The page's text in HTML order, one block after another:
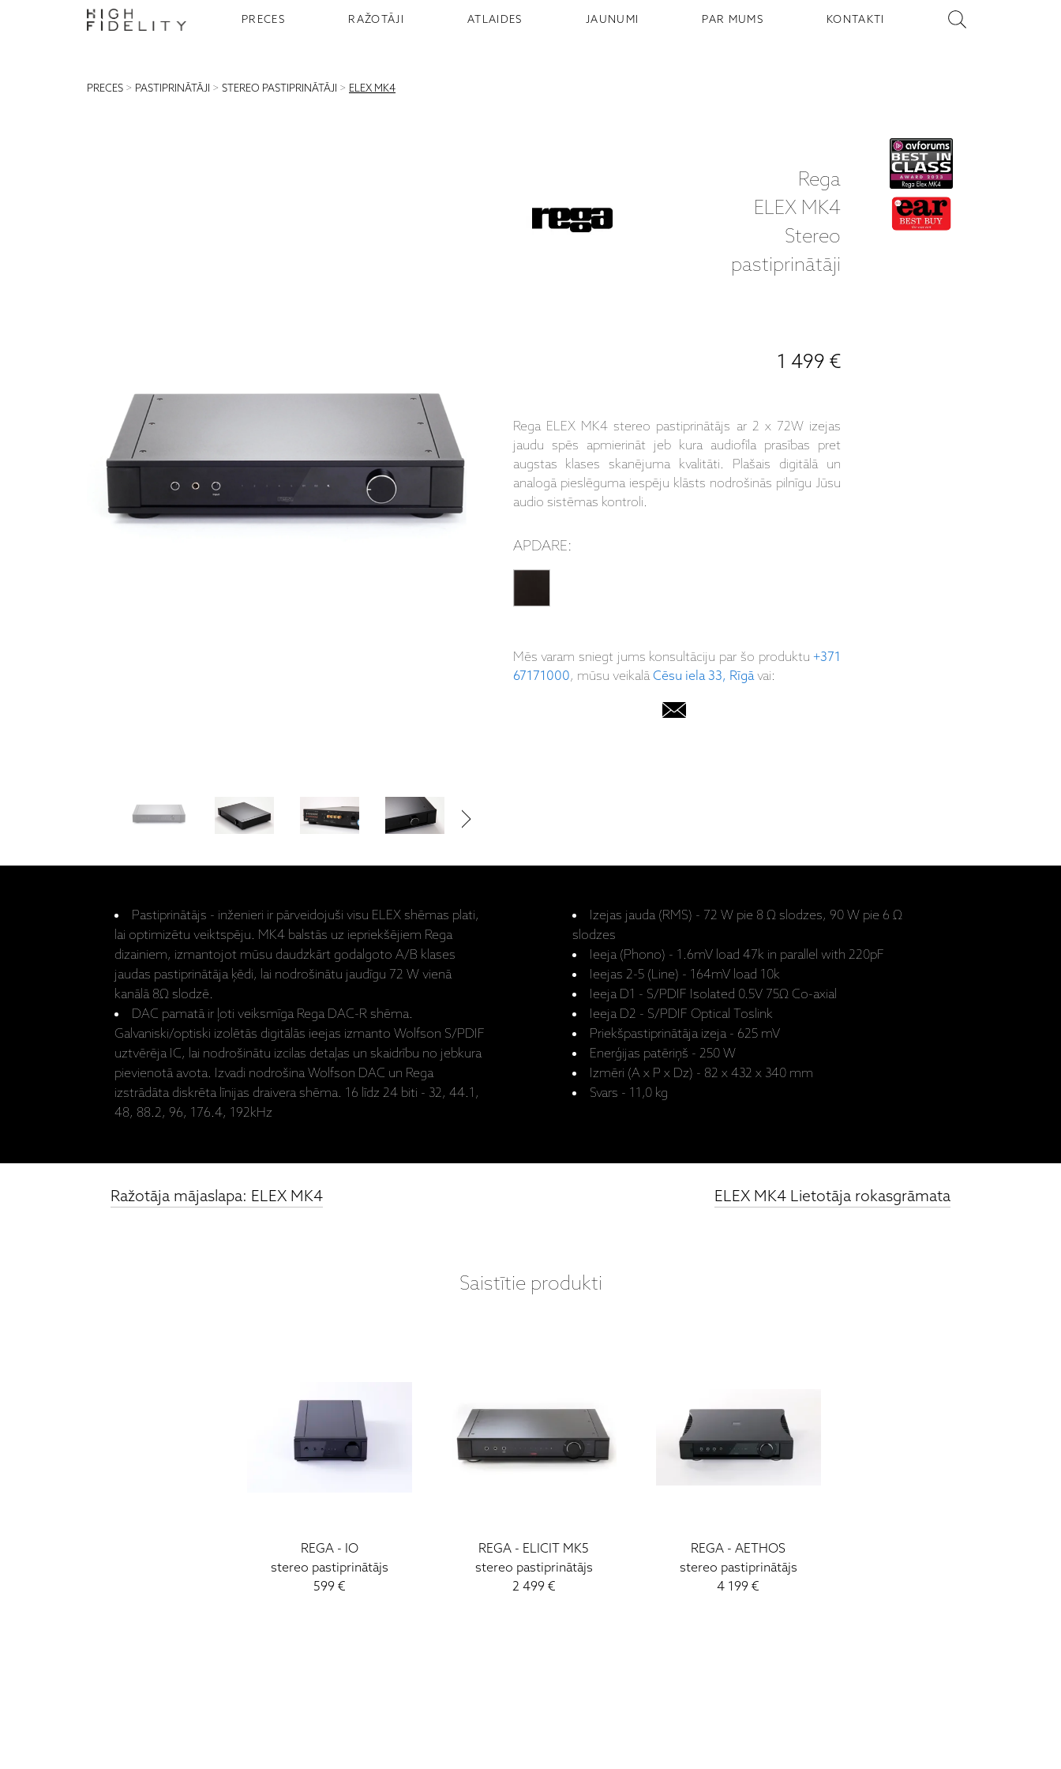
PRECES RAŽOTĀJI ATLAIDES JAUNUMI PAR MUMS KONTAKTI
PRECES > PASTIPRINĀTĀJI > STEREO PASTIPRINĀTĀJI > ELEX MK4
Rega
ELEX MK4
Stereo
pastiprinātāji
1 499 €
Rega ELEX MK4 stereo pastiprinātājs ar 2 x 72W izejas
jaudu spēs apmierināt jeb kura audiofīla prasības pret
augstas klases skanējuma kvalitāti. Plašais digitālā un
analogā pieslēguma iespēju klāsts nodrošinās pilnīgu Jūsu
audio sistēmas kontroli.
APDARE:
Mēs varam sniegt jums konsultāciju par šo produktu+371
67171000, mūsu veikalāCēsu iela 33, Rīgāvai:
Pastiprinātājs - inženieri ir pārveidojuši visu ELEX shēmas plati,
lai optimizētu veiktspēju. MK4 balstās uz iepriekšējiem Rega
dizainiem, izmantojot mūsu daudzkārt godalgoto A/B klases
jaudas pastiprinātāja ķēdi, lai nodrošinātu jaudīgu 72 W vienā
kanālā 8Ω slodzē.
DAC pamatā ir ļoti veiksmīga Rega DAC-R shēma.
Galvaniski/optiski izolētās digitālās ieejas izmanto Wolfson S/PDIF
uztvērēja IC, lai nodrošinātu izcilas detaļas un skaidrību no jebkura
pievienotā avota. Izvadi nodrošina Wolfson DAC un Rega
izstrādāta diskrēta līnijas draivera shēma. 16 līdz 24 biti - 32, 44.1,
48, 88.2, 96, 176.4, 192kHz
Izejas jauda (RMS) - 72 W pie 8 Ω slodzes, 90 W pie 6 Ω
slodzes
Ieeja (Phono) - 1.6mV load 47k in parallel with 220pF
Ieejas 2-5 (Line) - 164mV load 10k
Ieeja D1 - S/PDIF Isolated 0.5V 75Ω Co-axial
Ieeja D2 - S/PDIF Optical Toslink
Priekšpastiprinātāja izeja - 625 mV
Enerģijas patēriņš - 250 W
Izmēri (A x P x Dz) - 82 x 432 x 340 mm
Svars - 11,0 kg
Ražotāja mājaslapa: ELEX MK4 ELEX MK4 Lietotāja rokasgrāmata
Saistītie produkti
REGA - IO
stereo pastiprinātājs
599 €
REGA - ELICIT MK5
stereo pastiprinātājs
2 499 €
REGA - AETHOS
stereo pastiprinātājs
4 199 €